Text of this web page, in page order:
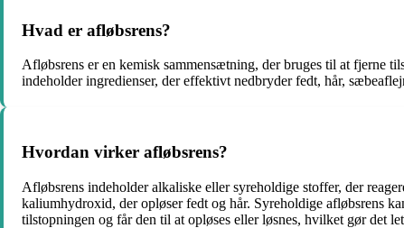
Hvad er afløbsrens?
Afløbsrens er en kemisk sammensætning, der bruges til at fjerne
indeholder ingredienser, der effektivt nedbryder fedt, hår,
Hvordan virker afløbsrens?
Afløbsrens indeholder alkaliske eller syreholdige stoffer, der
kaliumhydroxid, der opløser fedt og hår. Syreholdige afløbsrens
tilstopningen og får den til at opløses eller løsnes, hvilket gør det